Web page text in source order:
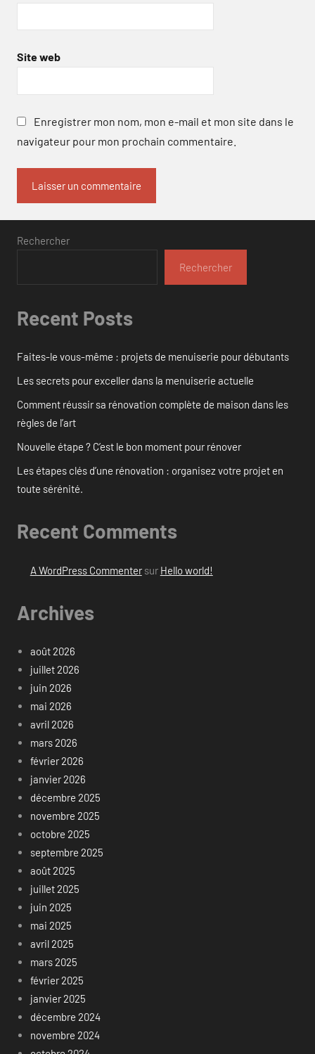
Site web
Enregistrer mon nom, mon e-mail et mon site dans le
navigateur pour mon prochain commentaire.
Rechercher
Rechercher
Recent Posts
Faites-le vous-même : projets de menuiserie pour débutants
Les secrets pour exceller dans la menuiserie actuelle
Comment réussir sa rénovation complète de maison dans les
règles de l’art
Nouvelle étape ? C’est le bon moment pour rénover
Les étapes clés d’une rénovation : organisez votre projet en
toute sérénité.
Recent Comments
A WordPress Commentersur Hello world!
Archives
août 2026
juillet 2026
juin 2026
mai 2026
avril 2026
mars 2026
février 2026
janvier 2026
décembre 2025
novembre 2025
octobre 2025
septembre 2025
août 2025
juillet 2025
juin 2025
mai 2025
avril 2025
mars 2025
février 2025
janvier 2025
décembre 2024
novembre 2024